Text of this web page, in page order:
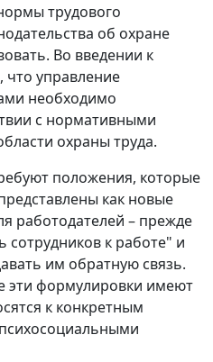
трудового
об охране
Во введении к
что управление
необходимо
с нормативными
охраны труда.
положения, которые
как новые
работодателей – прежде
сотрудников к работе" и
им обратную связь.
эти формулировки имеют
к конкретным